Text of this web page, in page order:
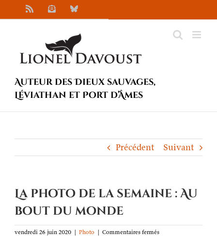
au
NewsletterBluesky
Auteur des Dieux sauvages,
Léviathan et Port d’Âmes
Précédent Suivant
La photo de la semaine : Au
bout du monde
vendredi 26 juin 2020 | Photo | Commentaires ferméssur